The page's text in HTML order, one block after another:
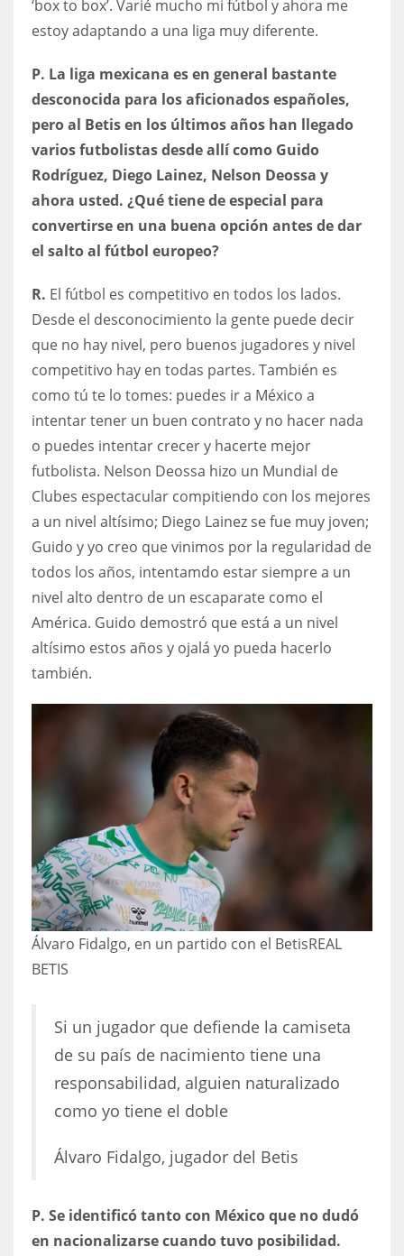
‘box to box’. Varié mucho mi fútbol y ahora me
estoy adaptando a una liga muy diferente.
P. La liga mexicana es en general bastante
desconocida para los aficionados españoles,
pero al Betis en los últimos años han llegado
varios futbolistas desde allí como Guido
Rodríguez, Diego Lainez, Nelson Deossa y
ahora usted. ¿Qué tiene de especial para
convertirse en una buena opción antes de dar
el salto al fútbol europeo?
R. El fútbol es competitivo en todos los lados.
Desde el desconocimiento la gente puede decir
que no hay nivel, pero buenos jugadores y nivel
competitivo hay en todas partes. También es
como tú te lo tomes: puedes ir a México a
intentar tener un buen contrato y no hacer nada
o puedes intentar crecer y hacerte mejor
futbolista. Nelson Deossa hizo un Mundial de
Clubes espectacular compitiendo con los mejores
a un nivel altísimo; Diego Lainez se fue muy joven;
Guido y yo creo que vinimos por la regularidad de
todos los años, intentamdo estar siempre a un
nivel alto dentro de un escaparate como el
América. Guido demostró que está a un nivel
altísimo estos años y ojalá yo pueda hacerlo
también.
Álvaro Fidalgo, en un partido con el BetisREAL
BETIS
Si un jugador que defiende la camiseta
de su país de nacimiento tiene una
responsabilidad, alguien naturalizado
como yo tiene el doble
Álvaro Fidalgo, jugador del Betis
P. Se identificó tanto con México que no dudó
en nacionalizarse cuando tuvo posibilidad.